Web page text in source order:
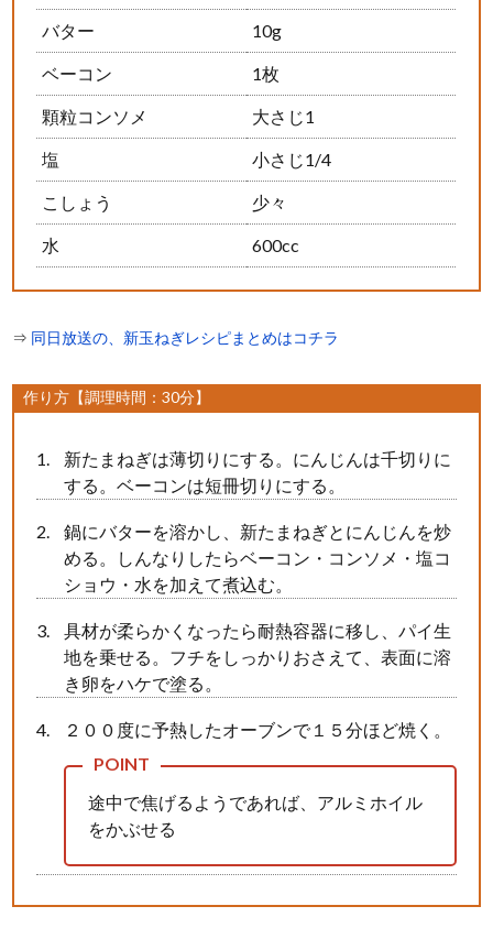
バター 10g
ベーコン 1枚
顆粒コンソメ 大さじ1
塩 小さじ1/4
こしょう 少々
水 600cc
⇒ 同日放送の、新玉ねぎレシピまとめはコチラ
作り方【調理時間：30分】
新たまねぎは薄切りにする。にんじんは千切りに
する。ベーコンは短冊切りにする。
鍋にバターを溶かし、新たまねぎとにんじんを炒
める。しんなりしたらベーコン・コンソメ・塩コ
ショウ・水を加えて煮込む。
具材が柔らかくなったら耐熱容器に移し、パイ生
地を乗せる。フチをしっかりおさえて、表面に溶
き卵をハケで塗る。
２００度に予熱したオーブンで１５分ほど焼く。
途中で焦げるようであれば、アルミホイル
をかぶせる